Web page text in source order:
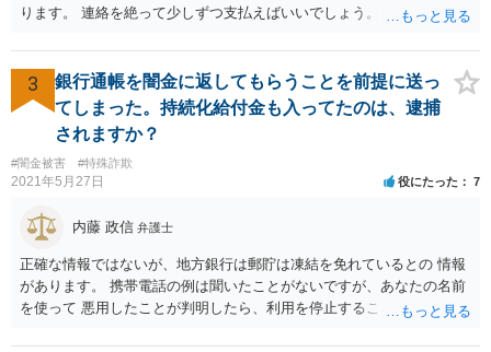
ります。 連絡を絶って少しずつ支払えばいいでしょう。
3
銀行通帳を闇金に返してもらうことを前提に送っ
てしまった。持続化給付金も入ってたのは、逮捕
されますか？
#闇金被害 #特殊詐欺
2021年5月27日 役にたった 7
内藤 政信 弁護士
正確な情報ではないが、地方銀行は郵貯は凍結を免れているとの 情報
があります。 携帯電話の例は聞いたことがないですが、あなたの名前
を使って 悪用したことが判明したら、利用を停止することもあるでし